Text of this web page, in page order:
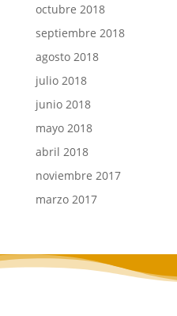
octubre 2018
septiembre 2018
agosto 2018
julio 2018
junio 2018
mayo 2018
abril 2018
noviembre 2017
marzo 2017